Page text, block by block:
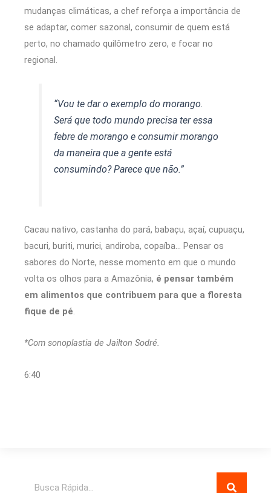
mudanças climáticas, a chef reforça a importância de
se adaptar, comer sazonal, consumir de quem está
perto, no chamado quilômetro zero, e focar no
regional.
“Vou te dar o exemplo do morango.
Será que todo mundo precisa ter essa
febre de morango e consumir morango
da maneira que a gente está
consumindo? Parece que não.”
Cacau nativo, castanha do pará, babaçu, açaí, cupuaçu,
bacuri, buriti, murici, andiroba, copaíba… Pensar os
sabores do Norte, nesse momento em que o mundo
volta os olhos para a Amazônia, é pensar também
em alimentos que contribuem para que a floresta
fique de pé
*Com sonoplastia de Jailton Sodré.
6:40